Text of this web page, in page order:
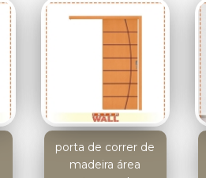
porta de correr de
madeira área